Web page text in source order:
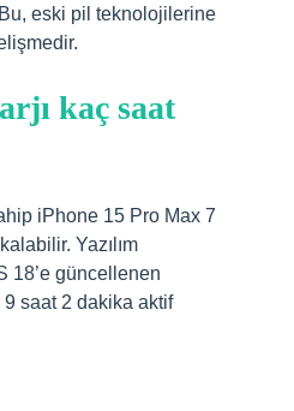
eski pil teknolojilerine
kaç saat
iPhone 15 Pro Max 7
Yazılım
18’e güncellenen
saat 2 dakika aktif